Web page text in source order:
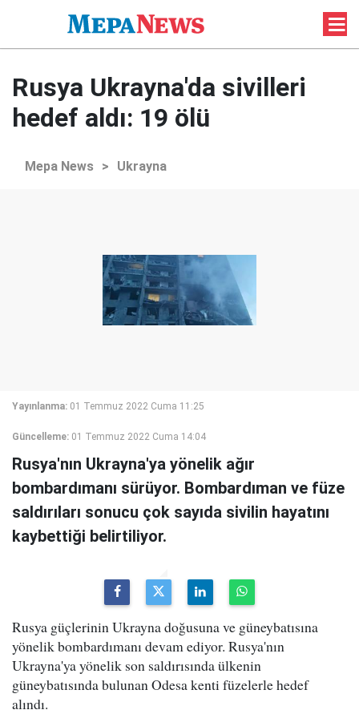
Rusya Ukrayna'da sivilleri
hedef aldı: 19 ölü
Mepa News > Ukrayna
Yayınlanma: 01 Temmuz 2022 Cuma 11:25
Güncelleme: 01 Temmuz 2022 Cuma 14:04
Rusya'nın Ukrayna'ya yönelik ağır
bombardımanı sürüyor. Bombardıman ve füze
saldırıları sonucu çok sayıda sivilin hayatını
kaybettiği belirtiliyor.
Rusya güçlerinin Ukrayna doğusuna ve güneybatısına
yönelik bombardımanı devam ediyor. Rusya'nın
Ukrayna'ya yönelik son saldırısında ülkenin
güneybatısında bulunan Odesa kenti füzelerle hedef
alındı.